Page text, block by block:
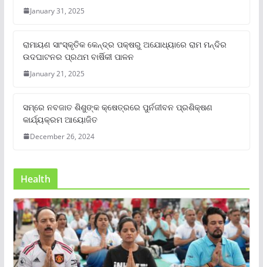
January 31, 2025
ରାମାୟଣ ସାଂସ୍କୃତିକ କେନ୍ଦ୍ର ପକ୍ଷରୁ ଅଯୋଧ୍ୟାରେ ରାମ ମନ୍ଦିର
ଉଦଘାଟନର ପ୍ରଥମ ବାର୍ଷିକୀ ପାଳନ
January 21, 2025
ସମ୍‌ରେ ନବଜାତ ଶିଶୁଙ୍କ କ୍ଷେତ୍ରରେ ପୁର୍ନଜୀବନ ପ୍ରଶିକ୍ଷଣ
କାର୍ଯ୍ୟକ୍ରମ ଆୟୋଜିତ
December 26, 2024
Health